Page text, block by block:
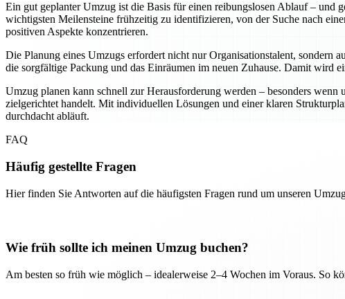
Ein gut geplanter Umzug ist die Basis für einen reibungslosen Ablauf – und
wichtigsten Meilensteine frühzeitig zu identifizieren, von der Suche nach
positiven Aspekte konzentrieren.
Die Planung eines Umzugs erfordert nicht nur Organisationstalent, sondern
die sorgfältige Packung und das Einräumen im neuen Zuhause. Damit wird
Umzug planen kann schnell zur Herausforderung werden – besonders
zielgerichtet handelt. Mit individuellen Lösungen und einer klaren
durchdacht abläuft.
FAQ
Häufig gestellte Fragen
Hier finden Sie Antworten auf die häufigsten Fragen rund um unseren
Wie früh sollte ich meinen Umzug buchen?
Am besten so früh wie möglich – idealerweise 2–4 Wochen im Voraus. So